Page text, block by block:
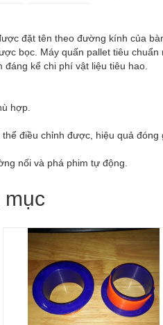
đặt tên theo đường kính của
bọc. Máy quấn pallet tiêu
kể chi phí vật liệu tiêu hao.
hợp.
điều chỉnh được, hiệu quả đóng
nối và phá phim tự động.
mục